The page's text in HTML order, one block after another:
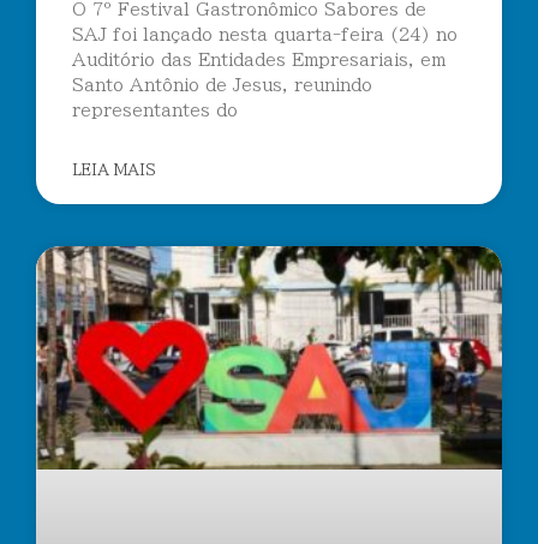
O 7º Festival Gastronômico Sabores de
SAJ foi lançado nesta quarta-feira (24) no
Auditório das Entidades Empresariais, em
Santo Antônio de Jesus, reunindo
representantes do
LEIA MAIS